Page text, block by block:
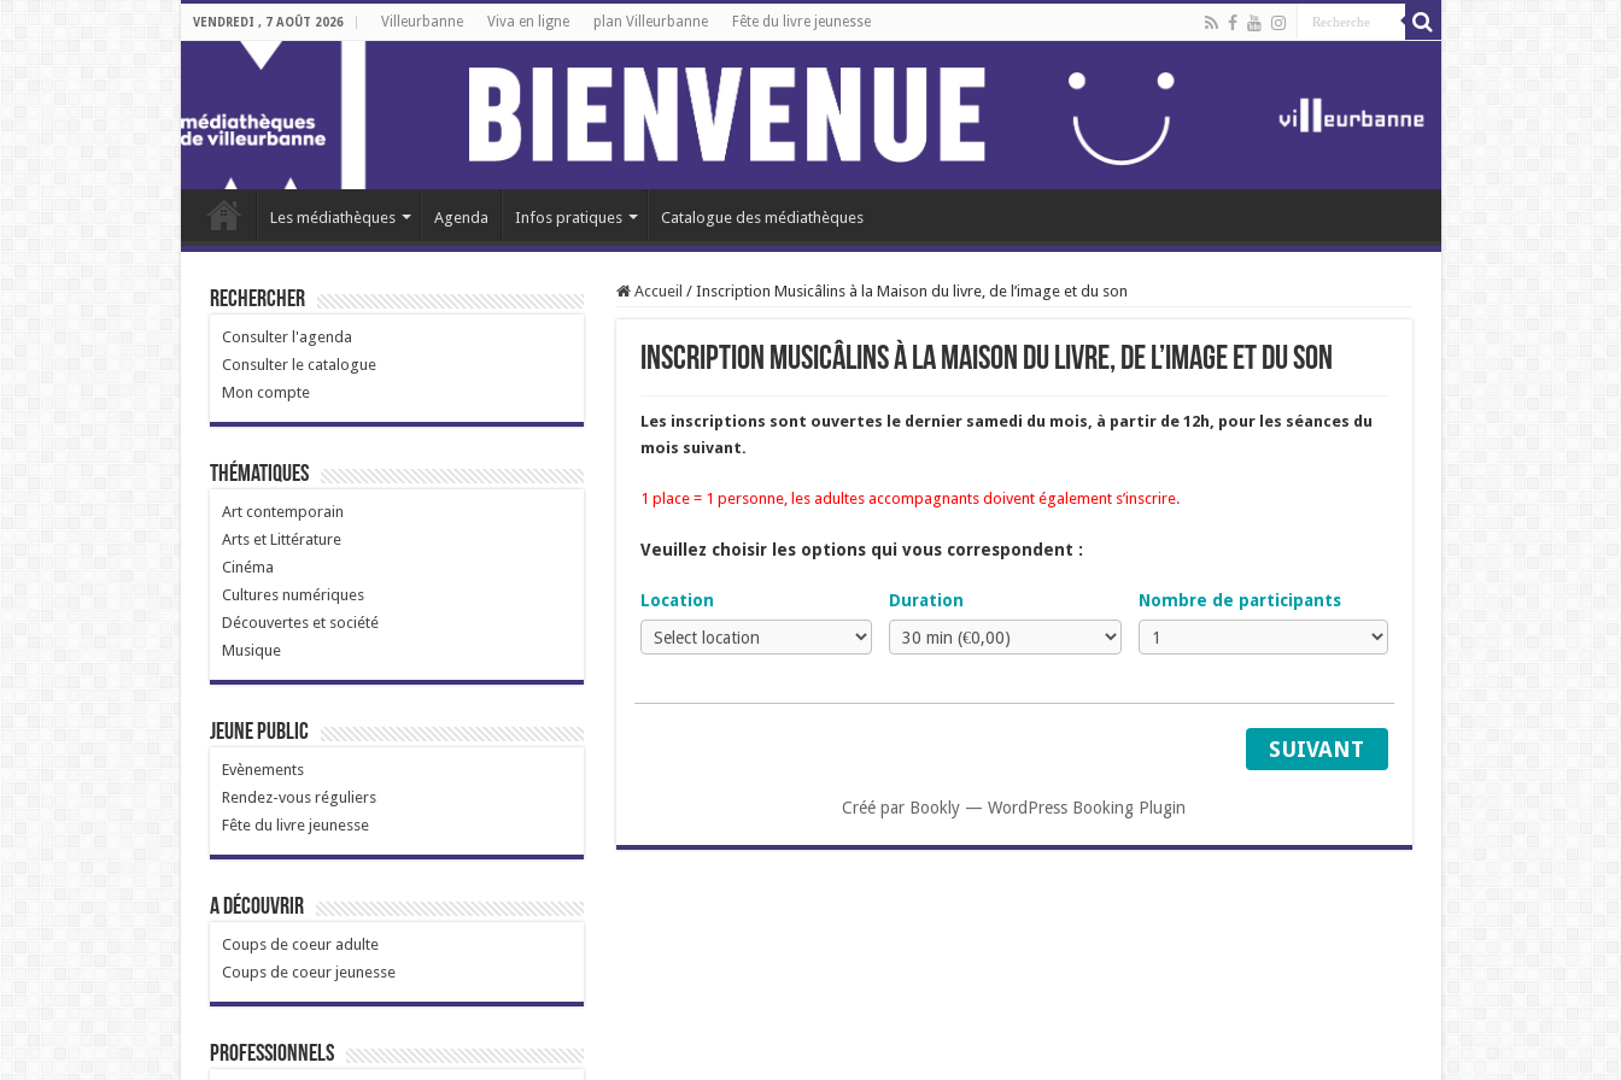
VENDREDI , 7 AOÛT 2026 Villeurbanne Viva en ligne plan Villeurbanne Fête du livre jeunesse
Les médiathèques Agenda Infos pratiques Catalogue des médiathèques
Accueil / Inscription Musicâlins à la Maison du livre, de l’image et du son
Inscription Musicâlins à la Maison du livre, de l’image et du son
Les inscriptions sont ouvertes le dernier samedi du mois, à partir de 12h, pour les séances du
mois suivant.
1 place = 1 personne, les adultes accompagnants doivent également s’inscrire.
Veuillez choisir les options qui vous correspondent :
Location Duration Nombre de participants
SUIVANT
Créé par Bookly — WordPress Booking Plugin
Rechercher
Consulter l'agenda
Consulter le catalogue
Mon compte
Thématiques
Art contemporain
Arts et Littérature
Cinéma
Cultures numériques
Découvertes et société
Musique
Jeune public
Evènements
Rendez-vous réguliers
Fête du livre jeunesse
A découvrir
Coups de coeur adulte
Coups de coeur jeunesse
Professionnels